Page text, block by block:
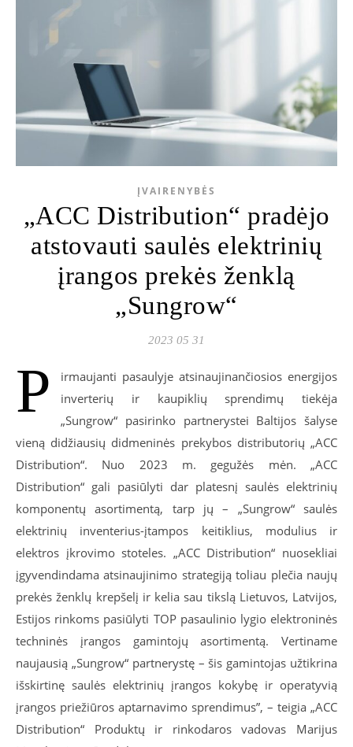
ĮVAIRENYBĖS
„ACC Distribution“ pradėjo
atstovauti saulės elektrinių
įrangos prekės ženklą
„Sungrow“
2023 05 31
P
irmaujanti pasaulyje atsinaujinančiosios energijos
inverterių ir kaupiklių sprendimų tiekėja
„Sungrow“ pasirinko partnerystei Baltijos šalyse
vieną didžiausių didmeninės prekybos distributorių „ACC
Distribution“. Nuo 2023 m. gegužės mėn. „ACC
Distribution“ gali pasiūlyti dar platesnį saulės elektrinių
komponentų asortimentą, tarp jų – „Sungrow“ saulės
elektrinių inventerius-įtampos keitiklius, modulius ir
elektros įkrovimo stoteles. „ACC Distribution“ nuosekliai
įgyvendindama atsinaujinimo strategiją toliau plečia naujų
prekės ženklų krepšelį ir kelia sau tikslą Lietuvos, Latvijos,
Estijos rinkoms pasiūlyti TOP pasaulinio lygio elektroninės
techninės įrangos gamintojų asortimentą. Vertiname
naujausią „Sungrow“ partnerystę – šis gamintojas užtikrina
išskirtinę saulės elektrinių įrangos kokybę ir operatyvią
įrangos priežiūros aptarnavimo sprendimus”, – teigia „ACC
Distribution“ Produktų ir rinkodaros vadovas Marijus